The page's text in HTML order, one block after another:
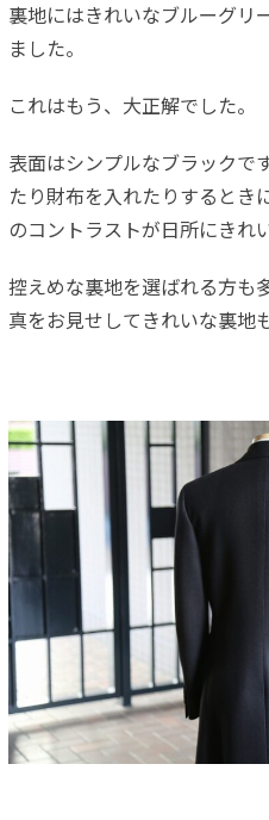
裏地にはきれいなブルーグリ
ました。
これはもう、大正解でした。
表面はシンプルなブラックで
たり財布を入れたりするとき
のコントラストが日所にきれ
控えめな裏地を選ばれる方も
真をお見せしてきれいな裏地